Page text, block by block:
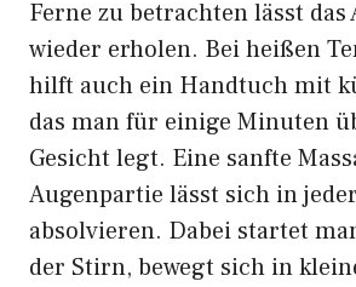
Ferne zu betrachten lässt
wieder erholen. Bei heißen
hilft auch ein Handtuch mit
das man für einige Minuten
Gesicht legt. Eine sanfte
Augenpartie lässt sich in
absolvieren. Dabei startet
der Stirn, bewegt sich in